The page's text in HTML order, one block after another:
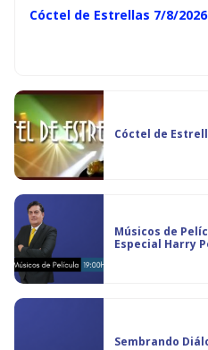
Cóctel de Estrellas 7/8/2026
Cóctel de
Músicos de
Especial Harry
Sembrando